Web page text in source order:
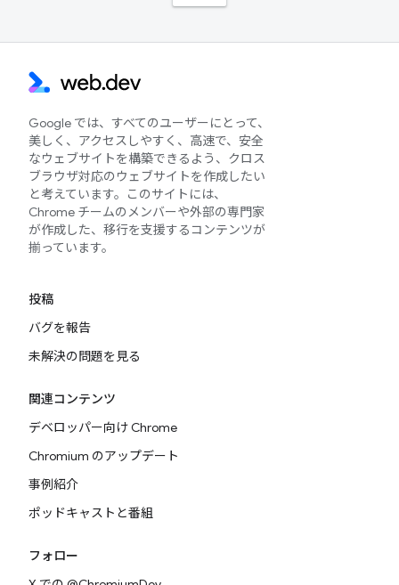
Google では、すべてのユーザーにとって、
美しく、アクセスしやすく、高速で、安全
なウェブサイトを構築できるよう、クロス
ブラウザ対応のウェブサイトを作成したい
と考えています。このサイトには、
Chrome チームのメンバーや外部の専門家
が作成した、移行を支援するコンテンツが
揃っています。
投稿
バグを報告
未解決の問題を見る
関連コンテンツ
デベロッパー向け Chrome
Chromium のアップデート
事例紹介
ポッドキャストと番組
フォロー